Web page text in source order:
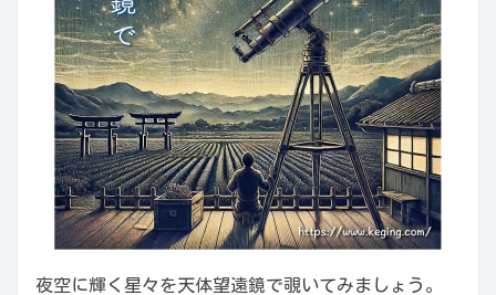
夜空に輝く星々を天体望遠鏡で覗いてみましょう。